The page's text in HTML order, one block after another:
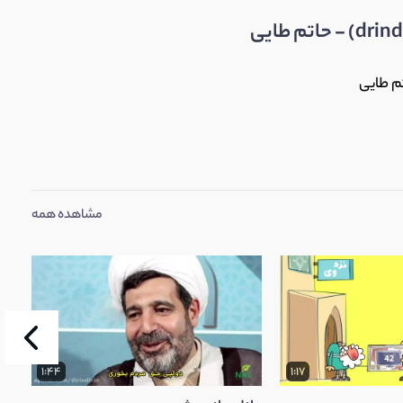
مشاهده همه
1:17
1:44